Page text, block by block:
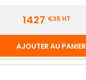
1427 €35 HT
AJOUTER AU PANIER